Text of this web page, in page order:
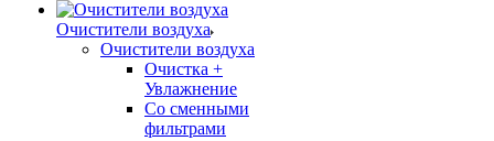
Очистители воздуха
Очистители воздуха
Очистка +
Увлажнение
Cо сменными
фильтрами